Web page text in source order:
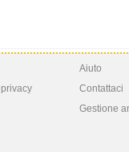
Aiuto
Contattaci
Gestione